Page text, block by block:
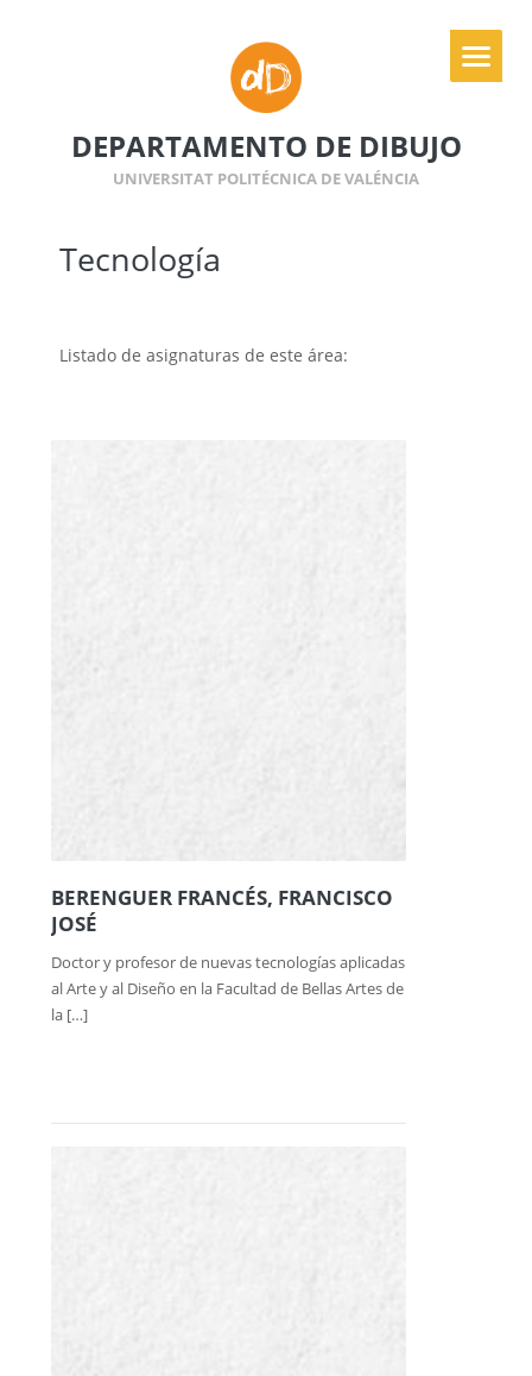
DEPARTAMENTO DE DIBUJO
UNIVERSITAT POLITÉCNICA DE VALÉNCIA
Tecnología
Listado de asignaturas de este área:
BERENGUER FRANCÉS, FRANCISCO
JOSÉ
Doctor y profesor de nuevas tecnologías aplicadas
al Arte y al Diseño en la Facultad de Bellas Artes de
la […]